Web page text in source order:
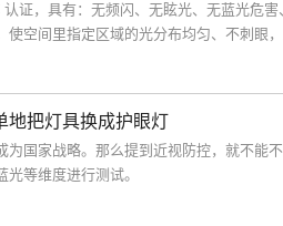
证，具有：无频闪、无眩光、无蓝光危
空间里指定区域的光分布均匀、不刺眼，
地把灯具换成护眼灯
国家战略。那么提到近视防控，就不能
等维度进行测试。